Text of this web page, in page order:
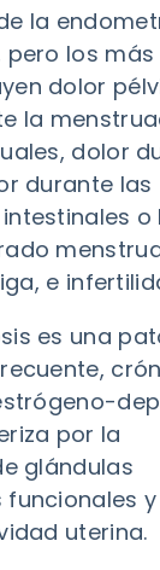
la
pero los más
dolor
la
dolor
durante las
o
e
es una
por la
glándulas
funcionales
uterina.